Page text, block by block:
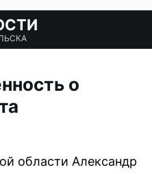
о
области Александр